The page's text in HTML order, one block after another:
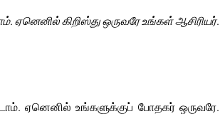
கிறிஸ்து ஒருவரே உங்கள் ஆசிரியர்.
ஏனெனில் உங்களுக்குப் போதகர் ஒருவரே.